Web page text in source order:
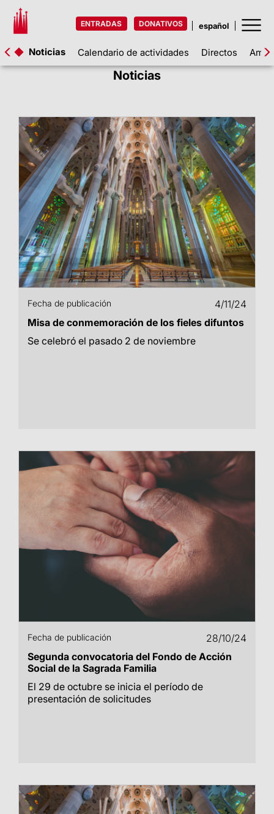
ENTRADAS DONATIVOS
Noticias Calendario de actividades Directos
Noticias
Fecha de publicación
4/11/24
Misa de conmemoración de los fieles difuntos
Se celebró el pasado 2 de noviembre
Fecha de publicación
28/10/24
Segunda convocatoria del Fondo de Acción
Social de la Sagrada Familia
El 29 de octubre se inicia el período de
presentación de solicitudes